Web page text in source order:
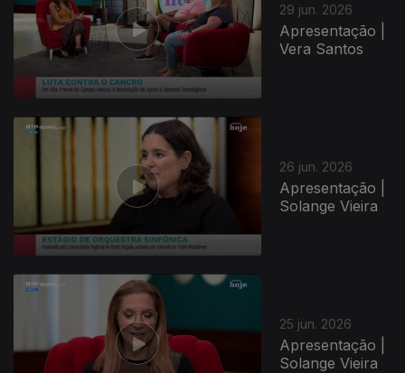
29 jun. 2026
Apresentação |
Vera Santos
26 jun. 2026
Apresentação |
Solange Vieira
25 jun. 2026
Apresentação |
Solange Vieira